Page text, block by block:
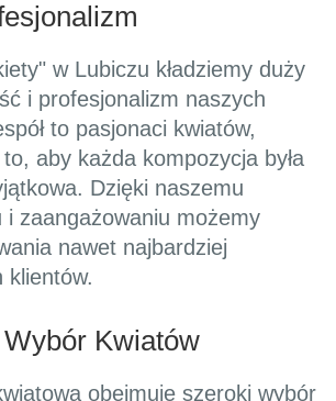
w Lubiczu kładziemy duży
i profesjonalizm naszych
to pasjonaci kwiatów,
aby każda kompozycja była
Dzięki naszemu
i zaangażowaniu możemy
nawet najbardziej
klientów.
Kwiatów
obejmuje szeroki wybór